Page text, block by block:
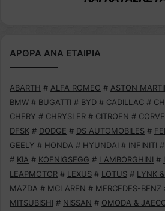
ΑΡΘΡΑ ΑΝΑ ΕΤΑΙΡΙΑ
ABARTH # ALFA ROMEO # ASTON
BMW # BUGATTI # BYD # CADILLAC #
CHERY # CHRYSLER # CITROEN #
DFSK # DODGE # DS AUTOMOBILES #
GEELY # HONDA # HYUNDAI # INFINITI #
# KIA # KOENIGSEGG # LAMBORGHINI #
LEAPMOTOR # LEXUS # LOTUS # LYNK
MAZDA # MCLAREN # MERCEDES-BENZ
MITSUBISHI # NISSAN # OMODA &